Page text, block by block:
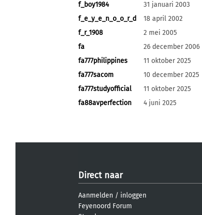
f_boy1984
31 januari 2003
f_e_y_e_n_o_o_r_d
18 april 2002
f_r_1908
2 mei 2005
fa
26 december 2006
fa777philippines
11 oktober 2025
fa777sacom
10 december 2025
fa777studyofficial
11 oktober 2025
fa88avperfection
4 juni 2025
Direct naar
Aanmelden / inloggen
Feyenoord Forum